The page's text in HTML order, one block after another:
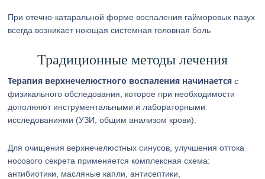
При отечно-катаральной форме воспаления гайморовых пазух
всегда возникает ноющая системная головная боль
Традиционные методы лечения
Терапия верхнечелюстного воспаления начинается с
физикального обследования, которое при необходимости
дополняют инструментальными и лабораторными
исследованиями (УЗИ, общим анализом крови).
Для очищения верхнечелюстных синусов, улучшения оттока
носового секрета применяется комплексная схема:
антибиотики, масляные капли, антисептики,